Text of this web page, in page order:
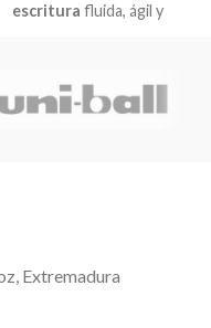
escritura fluida, ágil y
de escritura siempre se
mantiene constante.
Extremadura